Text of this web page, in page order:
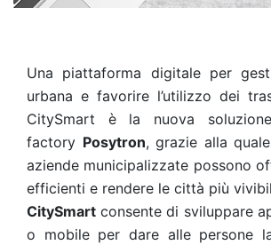
Una piattaforma digitale per
urbana e favorire l’utilizzo dei
CitySmart è la nuova
factory Posytron, grazie alla
aziende municipalizzate possono
efficienti e rendere le città più
CitySmart consente di sviluppare
o mobile per dare alle persone